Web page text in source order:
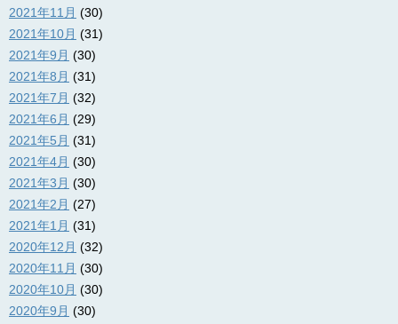
2021年11月 (30)
2021年10月 (31)
2021年9月 (30)
2021年8月 (31)
2021年7月 (32)
2021年6月 (29)
2021年5月 (31)
2021年4月 (30)
2021年3月 (30)
2021年2月 (27)
2021年1月 (31)
2020年12月 (32)
2020年11月 (30)
2020年10月 (30)
2020年9月 (30)